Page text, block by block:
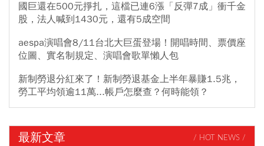
國巨還在500元掙扎，這檔已連6漲「反彈7成」衝千金
股，法人喊到1430元，還有5成空間
aespa演唱會8/11台北大巨蛋登場！開唱時間、票價座
位圖、實名制規定、演唱會歌單懶人包
新制勞退分紅來了！新制勞退基金上半年暴賺1.5兆，
勞工平均領逾11萬...帳戶怎麼查？何時能領？
最新文章 / HOT NEWS /